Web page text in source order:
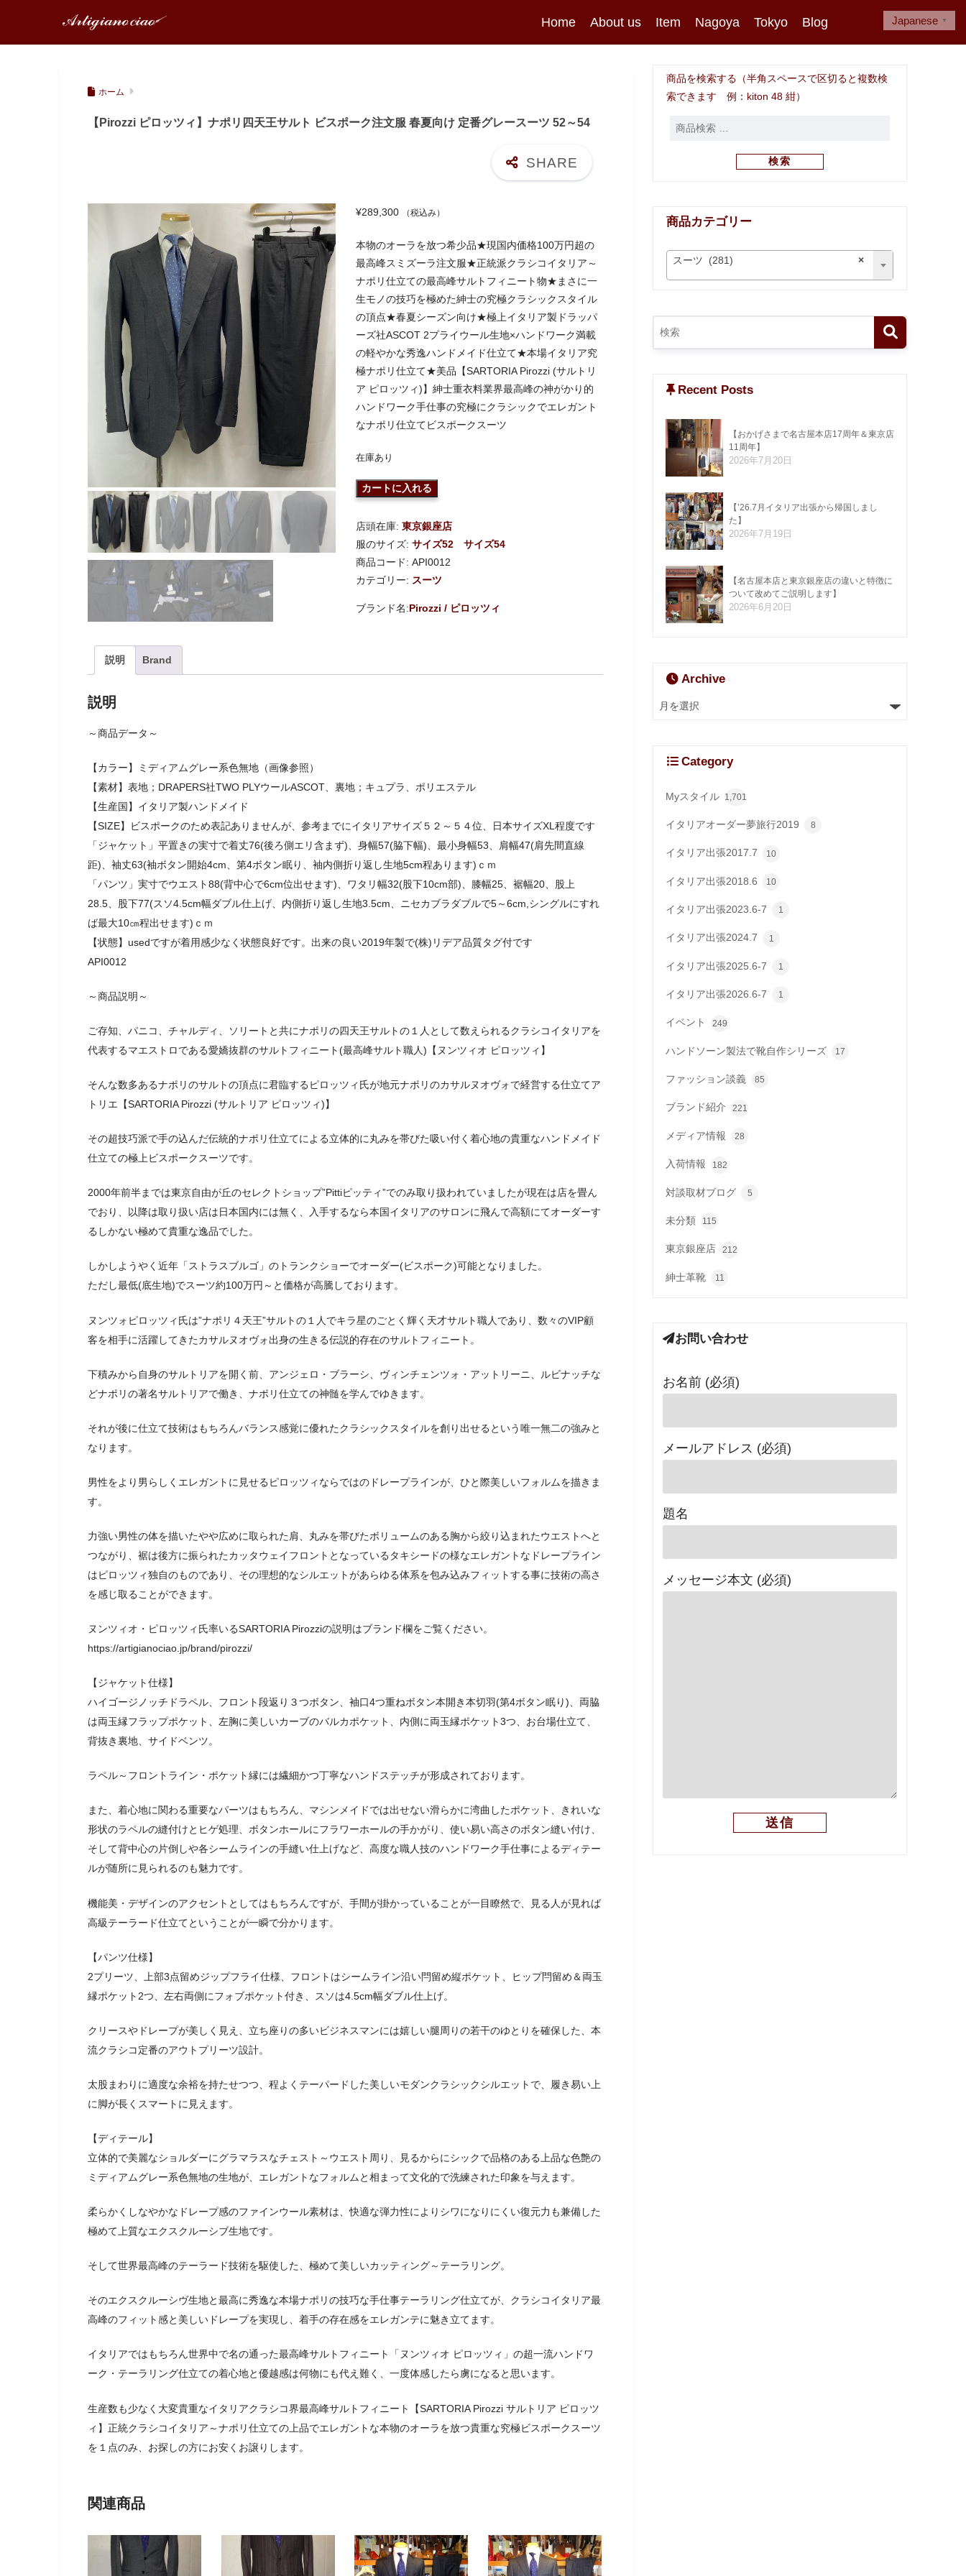
Home About us Item Nagoya Tokyo Blog
ホーム
【Pirozzi ピロッツィ】ナポリ四天王サルト ビスポーク注文服 春夏向け 定番グレースーツ 52～54
¥289,300 （税込み）
本物のオーラを放つ希少品★現国内価格100万円超の
最高峰スミズーラ注文服★正統派クラシコイタリア～
ナポリ仕立ての最高峰サルトフィニート物★まさに一
生モノの技巧を極めた紳士の究極クラシックスタイル
の頂点★春夏シーズン向け★極上イタリア製ドラッパ
ーズ社ASCOT 2プライウール生地×ハンドワーク満載
の軽やかな秀逸ハンドメイド仕立て★本場イタリア究
極ナポリ仕立て★美品【SARTORIA Pirozzi (サルトリ
ア ピロッツィ)】紳士重衣料業界最高峰の神がかり的
ハンドワーク手仕事の究極にクラシックでエレガント
なナポリ仕立てビスポークスーツ
在庫あり
カートに入れる
店頭在庫:東京銀座店
服のサイズ:サイズ52
サイズ54
商品コード:API0012
カテゴリー: スーツ
Pirozzi / ピロッツィ
説明 Brand
説明
～商品データ～
【カラー】ミディアムグレー系色無地（画像参照）
【素材】表地；DRAPERS社TWO PLYウールASCOT、裏地；キュプラ、ポリエステル
【生産国】イタリア製ハンドメイド
【SIZE】ビスポークのため表記ありませんが、参考までにイタリアサイズ５２～５４位、日本サイズXL程度です
「ジャケット」平置きの実寸で着丈76(後ろ側エリ含まず)、身幅57(脇下幅)、最小身幅53、肩幅47(肩先間直線
距)、袖丈63(袖ボタン開始4cm、第4ボタン眠り、袖内側折り返し生地5cm程あります)ｃｍ
「パンツ」実寸でウエスト88(背中心で6cm位出せます)、ワタリ幅32(股下10cm部)、膝幅25、裾幅20、股上
28.5、股下77(スソ4.5cm幅ダブル仕上げ、内側折り返し生地3.5cm、ニセカブラダブルで5～6cm,シングルにすれ
ば最大10㎝程出せます)ｃｍ
【状態】usedですが着用感少なく状態良好です。出来の良い2019年製で(株)リデア品質タグ付です
API0012
～商品説明～
ご存知、パニコ、チャルディ、ソリートと共にナポリの四天王サルトの１人として数えられるクラシコイタリアを
代表するマエストロである愛嬌抜群のサルトフィニート(最高峰サルト職人)【ヌンツィオ ピロッツィ】
そんな数多あるナポリのサルトの頂点に君臨するピロッツィ氏が地元ナポリのカサルヌオヴォで経営する仕立てア
トリエ【SARTORIA Pirozzi (サルトリア ピロッツィ)】
その超技巧派で手の込んだ伝統的ナポリ仕立てによる立体的に丸みを帯びた吸い付く着心地の貴重なハンドメイド
仕立ての極上ビスポークスーツです。
2000年前半までは東京自由が丘のセレクトショップ”Pittiピッティ”でのみ取り扱われていましたが現在は店を畳ん
でおり、以降は取り扱い店は日本国内には無く、入手するなら本国イタリアのサロンに飛んで高額にてオーダーす
るしかない極めて貴重な逸品でした。
しかしようやく近年「ストラスブルゴ」のトランクショーでオーダー(ビスポーク)可能となりました。
ただし最低(底生地)でスーツ約100万円～と価格が高騰しております。
ヌンツォピロッツィ氏は”ナポリ４天王”サルトの１人でキラ星のごとく輝く天才サルト職人であり、数々のVIP顧
客を相手に活躍してきたカサルヌオヴォ出身の生きる伝説的存在のサルトフィニート。
下積みから自身のサルトリアを開く前、アンジェロ・ブラーシ、ヴィンチェンツォ・アットリーニ、ルビナッチな
どナポリの著名サルトリアで働き、ナポリ仕立ての神髄を学んでゆきます。
それが後に仕立て技術はもちろんバランス感覚に優れたクラシックスタイルを創り出せるという唯一無二の強みと
なります。
男性をより男らしくエレガントに見せるピロッツィならではのドレープラインが、ひと際美しいフォルムを描きま
す。
力強い男性の体を描いたやや広めに取られた肩、丸みを帯びたボリュームのある胸から絞り込まれたウエストへと
つながり、裾は後方に振られたカッタウェイフロントとなっているタキシードの様なエレガントなドレープライン
はピロッツィ独自のものであり、その理想的なシルエットがあらゆる体系を包み込みフィットする事に技術の高さ
を感じ取ることができます。
ヌンツィオ・ピロッツィ氏率いるSARTORIA Pirozziの説明はブランド欄をご覧ください。
https://artigianociao.jp/brand/pirozzi/
【ジャケット仕様】
ハイゴージノッチドラペル、フロント段返り３つボタン、袖口4つ重ねボタン本開き本切羽(第4ボタン眠り)、両脇
は両玉縁フラップポケット、左胸に美しいカーブのバルカポケット、内側に両玉縁ポケット3つ、お台場仕立て、
背抜き裏地、サイドベンツ。
ラペル～フロントライン・ポケット縁には繊細かつ丁寧なハンドステッチが形成されております。
また、着心地に関わる重要なパーツはもちろん、マシンメイドでは出せない滑らかに湾曲したポケット、きれいな
形状のラペルの縫付けとヒゲ処理、ボタンホールにフラワーホールの手かがり、使い易い高さのボタン縫い付け、
そして背中心の片倒しや各シームラインの手縫い仕上げなど、高度な職人技のハンドワーク手仕事によるディテー
ルが随所に見られるのも魅力です。
機能美・デザインのアクセントとしてはもちろんですが、手間が掛かっていることが一目瞭然で、見る人が見れば
高級テーラード仕立てということが一瞬で分かります。
【パンツ仕様】
2プリーツ、上部3点留めジップフライ仕様、フロントはシームライン沿い閂留め縦ポケット、ヒップ閂留め＆両玉
縁ポケット2つ、左右両側にフォブポケット付き、スソは4.5cm幅ダブル仕上げ。
クリースやドレープが美しく見え、立ち座りの多いビジネスマンには嬉しい腿周りの若干のゆとりを確保した、本
流クラシコ定番のアウトプリーツ設計。
太股まわりに適度な余裕を持たせつつ、程よくテーパードした美しいモダンクラシックシルエットで、履き易い上
に脚が長くスマートに見えます。
【ディテール】
立体的で美麗なショルダーにグラマラスなチェスト～ウエスト周り、見るからにシックで品格のある上品な色艶の
ミディアムグレー系色無地の生地が、エレガントなフォルムと相まって文化的で洗練された印象を与えます。
柔らかくしなやかなドレープ感のファインウール素材は、快適な弾力性によりシワになりにくい復元力も兼備した
極めて上質なエクスクルーシブ生地です。
そして世界最高峰のテーラード技術を駆使した、極めて美しいカッティング～テーラリング。
そのエクスクルーシヴ生地と最高に秀逸な本場ナポリの技巧な手仕事テーラリング仕立てが、クラシコイタリア最
高峰のフィット感と美しいドレープを実現し、着手の存在感をエレガンテに魅き立てます。
イタリアではもちろん世界中で名の通った最高峰サルトフィニート「ヌンツィオ ピロッツィ」の超一流ハンドワ
ーク・テーラリング仕立ての着心地と優越感は何物にも代え難く、一度体感したら虜になると思います。
生産数も少なく大変貴重なイタリアクラシコ界最高峰サルトフィニート【SARTORIA Pirozzi サルトリア ピロッツ
ィ】正統クラシコイタリア～ナポリ仕立ての上品でエレガントな本物のオーラを放つ貴重な究極ビスポークスーツ
を１点のみ、お探しの方にお安くお譲りします。
関連商品
商品を検索する（半角スペースで区切ると複数検
索できます 例：kiton 48 紺）
検索
商品カテゴリー
×
スーツ (281)
Recent Posts
【おかげさまで名古屋本店17周年＆東京店
11周年】
2026年7月20日
【’26.7月イタリア出張から帰国しまし
た】
2026年7月19日
【名古屋本店と東京銀座店の違いと特徴に
ついて改めてご説明します】
2026年6月20日
Archive
Category
Myスタイル 1,701
イタリアオーダー夢旅行2019 8
イタリア出張2017.7 10
イタリア出張2018.6 10
イタリア出張2023.6-7 1
イタリア出張2024.7 1
イタリア出張2025.6-7 1
イタリア出張2026.6-7 1
イベント 249
ハンドソーン製法で靴自作シリーズ 17
ファッション談義 85
ブランド紹介 221
メディア情報 28
入荷情報 182
対談取材ブログ 5
未分類 115
東京銀座店 212
紳士革靴 11
お問い合わせ
お名前 (必須)
メールアドレス (必須)
題名
メッセージ本文 (必須)
Japanese ▼